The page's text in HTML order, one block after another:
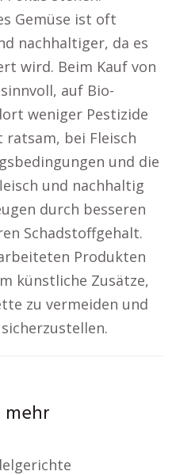
Gemüse ist oft
nachhaltiger, da es
wird. Beim Kauf von
auf Bio-
weniger Pestizide
ratsam, bei Fleisch
und die
und nachhaltig
durch besseren
Schadstoffgehalt.
Produkten
künstliche Zusätze,
zu vermeiden und
mehr